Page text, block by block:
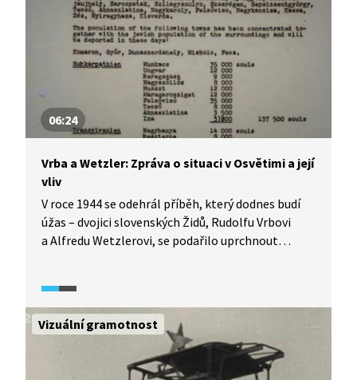
ze září 1943 lze pokládat za největší jednorázovou
vraždu československých občanů za 2. světové
06:24
Vrba a Wetzler: Zpráva o situaci v Osvětimi a její
vliv
V roce 1944 se odehrál příběh, který dodnes budí
úžas – dvojici slovenských Židů, Rudolfu Vrbovi
a Alfredu Wetzlerovi, se podařilo uprchnout
pak byla šířena i do dalších zemí s cílem zastavit
deportace. Ve videu z dokumentu 32 utajovaných
stran – Zpráva z pekla (2016) se podíváme blíže
na to, co tato zpráva obsahovala, jak se ji podařilo
šířit dál i jaký reálný vliv měla.
Vizuální gramotnost